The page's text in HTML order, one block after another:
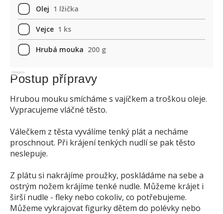
Olej 1 lžička
Vejce 1 ks
Hrubá mouka 200 g
Reklama
Postup přípravy
Hrubou mouku smícháme s vajíčkem a troškou oleje.
Vypracujeme vláčné těsto.
Válečkem z těsta vyválíme tenký plát a necháme
proschnout. Při krájení tenkých nudlí se pak těsto
neslepuje.
Z plátu si nakrájíme proužky, poskládáme na sebe a
ostrým nožem krájíme tenké nudle. Můžeme krájet i
širší nudle - fleky nebo cokoliv, co potřebujeme.
Můžeme vykrajovat figurky dětem do polévky nebo